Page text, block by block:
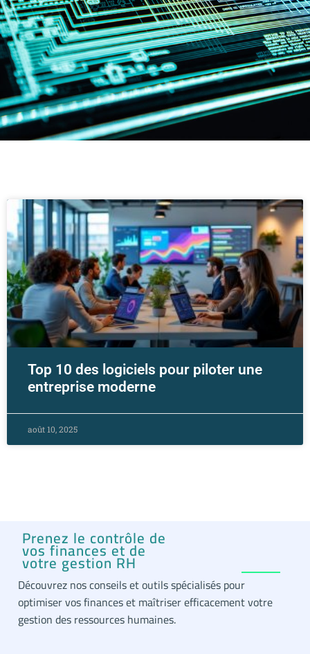
Top 10 des logiciels pour piloter une
entreprise moderne
août 10, 2025
Prenez le contrôle de
vos finances et de
votre gestion RH
Découvrez nos conseils et outils spécialisés pour
optimiser vos finances et maîtriser efficacement votre
gestion des ressources humaines.